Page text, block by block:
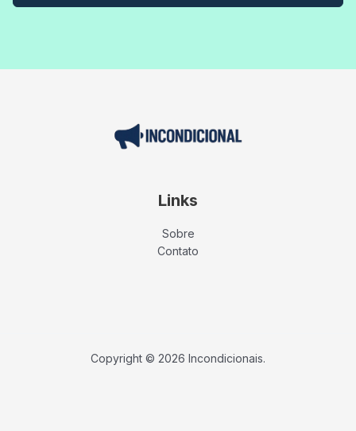
Links
Sobre
Contato
Copyright © 2026 Incondicionais.